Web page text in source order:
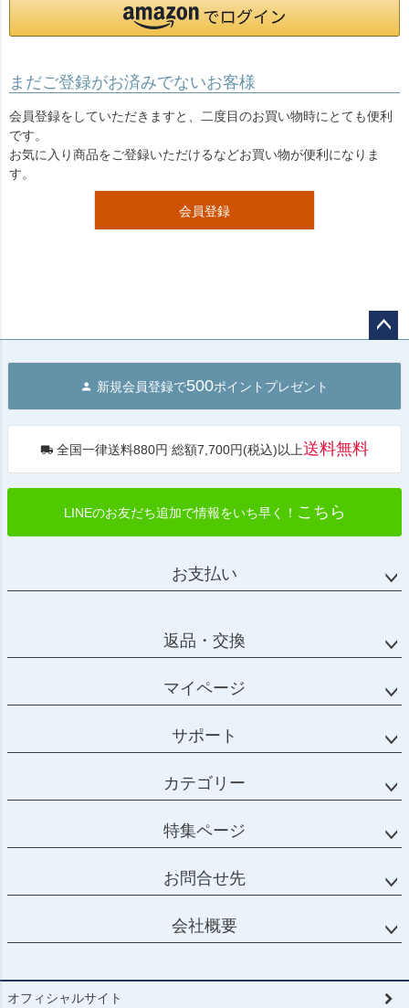
まだご登録がお済みでないお客様
会員登録をしていただきますと、二度目のお買い物時にとても便利
です。
お気に入り商品をご登録いただけるなどお買い物が便利になりま
す。
会員登録
へ
新規会員登録で500ポイントプレゼント
全国一律送料880円 総額7,700円(税込)以上送料無料
LINEのお友だち追加で情報をいち早く！ こちら
お支払い
返品・交換
マイページ
サポート
カテゴリー
特集ページ
お問合せ先
会社概要
オフィシャルサイト